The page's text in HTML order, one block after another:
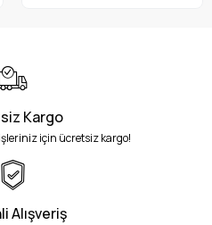
Kargo
için ücretsiz kargo!
Alışveriş